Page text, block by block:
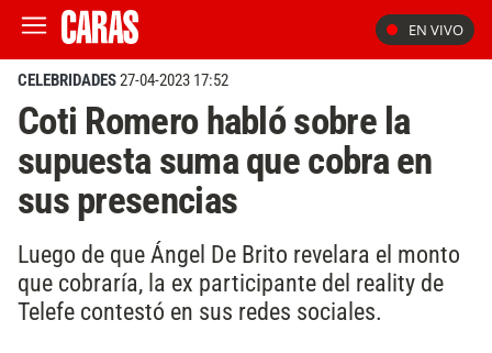
EN VIVO
CELEBRIDADES27-04-2023 17:52
Coti Romero habló sobre la
supuesta suma que cobra en
sus presencias
Luego de que Ángel De Brito revelara el monto
que cobraría, la ex participante del reality de
Telefe contestó en sus redes sociales.